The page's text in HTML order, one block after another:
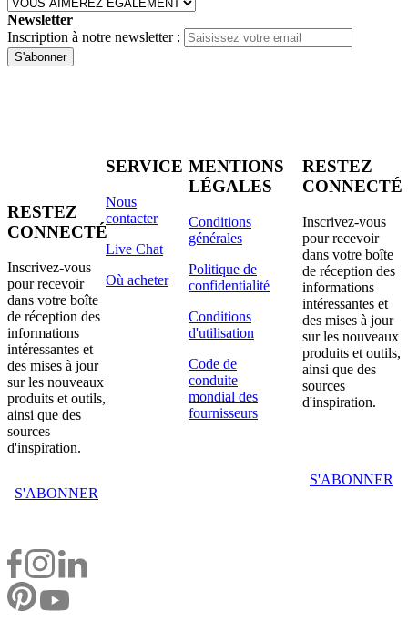
Newsletter
Inscription à notre newsletter :
S'abonner
RESTEZ
CONNECTÉ
Inscrivez-vous
pour recevoir
dans votre boîte
de réception des
informations
intéressantes et
des mises à jour
sur les nouveaux
produits et outils,
ainsi que des
sources
d'inspiration.
S'ABONNER
SERVICE
Nous
contacter
Live Chat
Où acheter
MENTIONS
LÉGALES
Conditions
générales
Politique de
confidentialité
Conditions
d'utilisation
Code de
conduite
mondial des
fournisseurs
RESTEZ
CONNECTÉ
Inscrivez-vous
pour recevoir
dans votre boîte
de réception des
informations
intéressantes et
des mises à jour
sur les nouveaux
produits et outils,
ainsi que des
sources
d'inspiration.
S'ABONNER